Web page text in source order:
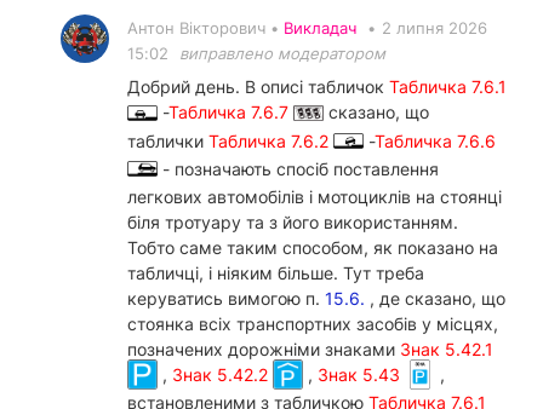
Антон Вікторович • Викладач • 2 липня 2026
15:02
виправлено модератором
Добрий день. В описі табличок Табличка 7.6.1
-Табличка 7.6.7
сказано, що
таблички Табличка 7.6.2 -Табличка 7.6.6
- позначають спосіб поставлення
легкових автомобілів і мотоциклів на стоянці
біля тротуару та з його використанням.
Тобто саме таким способом, як показано на
табличці, і ніяким більше. Тут треба
керуватись вимогою п. 15.6. , де сказано, що
стоянка всіх транспортних засобів у місцях,
позначених дорожніми знаками Знак 5.42.1
, Знак 5.42.2 , Знак 5.43
,
встановленими з табличкою Табличка 7.6.1